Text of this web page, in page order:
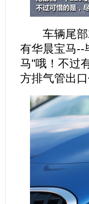
车辆尾部
有华晨宝马--
马"哦！不过
方排气管出口